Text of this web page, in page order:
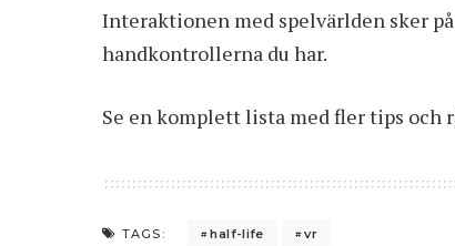
Interaktionen med spelvärlden sker
handkontrollerna du har.
Se en komplett lista med fler tips och
TAGS: half-life vr